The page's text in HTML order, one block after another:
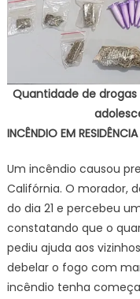
Quantidade de
INCÊNDIO EM RESIDÊNCIA
Um incêndio causou
Califórnia. O morador,
do dia 21 e percebeu
constatando que o
pediu ajuda aos
debelar o fogo com
incêndio tenha